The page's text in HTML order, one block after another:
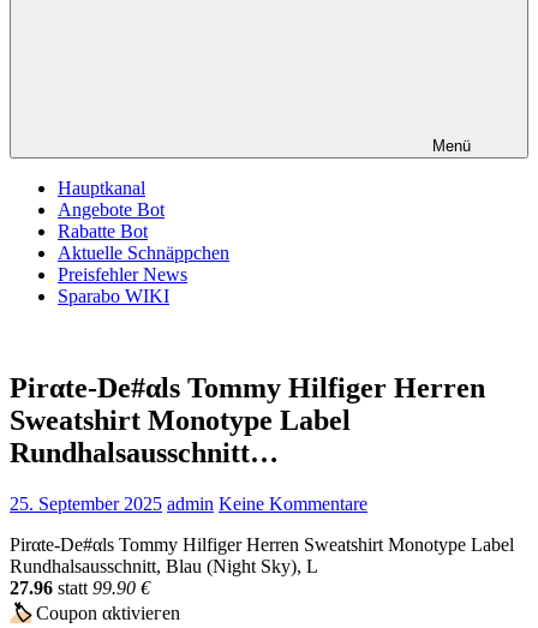
Menü
Hauptkanal
Angebote Bot
Rabatte Bot
Aktuelle Schnäppchen
Preisfehler News
Sparabo WIKI
Pirαtе-Dе#αls Tommy Hilfiger Herren
Sweatshirt Monotype Label
Rundhalsausschnitt…
25. September 2025 admin Keine Kommentare
Pirαtе-Dе#αls Tommy Hilfiger Herren Sweatshirt Monotype Label
Rundhalsausschnitt, Blau (Night Sky), L
27.96 statt 99.90 €
🏷Сοuрοn αktiviегеn